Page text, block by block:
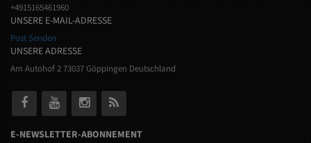
+4915165461960
UNSERE E-MAIL-ADRESSE
Post Senden
UNSERE ADRESSE
Am Autohof 2 73037 Göppingen Deutschland
E-NEWSLETTER-ABONNEMENT